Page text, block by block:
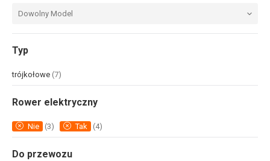
Dowolny Model
Typ
trójkołowe (7)
Rower elektryczny
Nie (3) Tak (4)
Do przewozu